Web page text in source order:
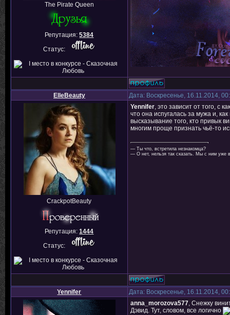
The Pirate Queen
Репутация:5384
Статус:
ElleBeauty Дата: Воскресенье, 16.11.2014,
CrackpotBeauty
Репутация:1444
Статус:
Yennifer, это зависит от того, с
что она испугалась за мужа и,
высказывание того, кто привык
многим проще признать чьё-то
— Ты что, встретила незнакомца?
— О нет, нельзя так сказать. Мы с ним уже
Yennifer Дата: Воскресенье, 16.11.2014,
anna_morozova577, Снежку
Дэвид. Тут, словом, все логично